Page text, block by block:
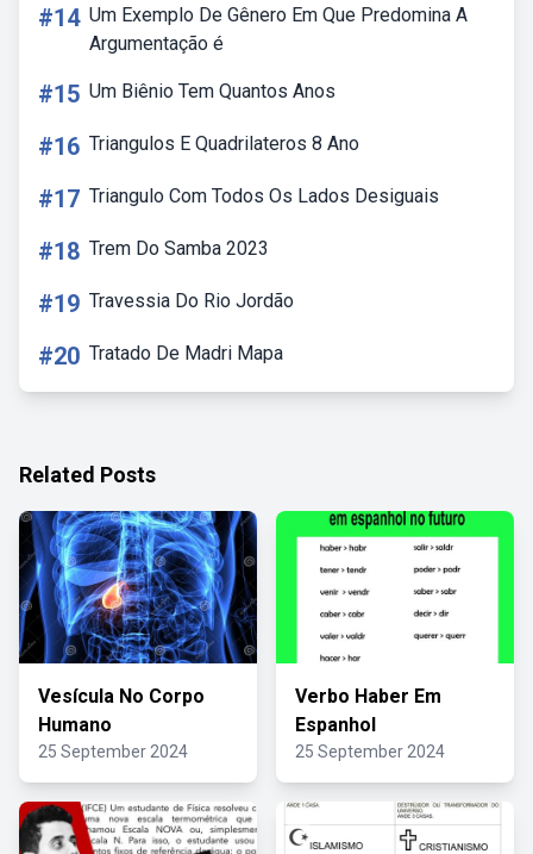
#14 Um Exemplo De Gênero Em Que Predomina A
Argumentação é
#15 Um Biênio Tem Quantos Anos
#16 Triangulos E Quadrilateros 8 Ano
#17 Triangulo Com Todos Os Lados Desiguais
#18 Trem Do Samba 2023
#19 Travessia Do Rio Jordão
#20 Tratado De Madri Mapa
Related Posts
Vesícula No Corpo
Humano
25 September 2024
Verbo Haber Em
Espanhol
25 September 2024